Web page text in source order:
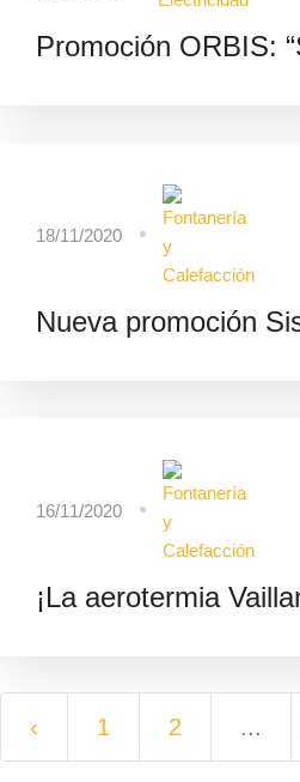
Promoción ORBIS:
18/11/2020
Nueva promoción
16/11/2020
¡La aerotermia
‹ 1 2 ...